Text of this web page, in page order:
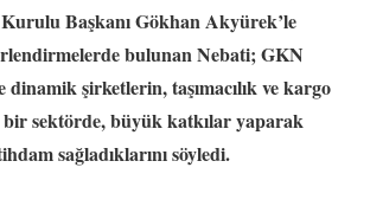
Kurulu Başkanı Gökhan Akyürek’le
bulunan Nebati; GKN
dinamik şirketlerin, taşımacılık ve kargo
bir sektörde, büyük katkılar yaparak
sağladıklarını söyledi.